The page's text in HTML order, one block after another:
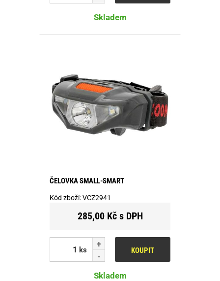
Skladem
ČELOVKA SMALL-SMART
Kód zboží:VCZ2941
285,00 Kč s DPH
ks KOUPIT
Skladem